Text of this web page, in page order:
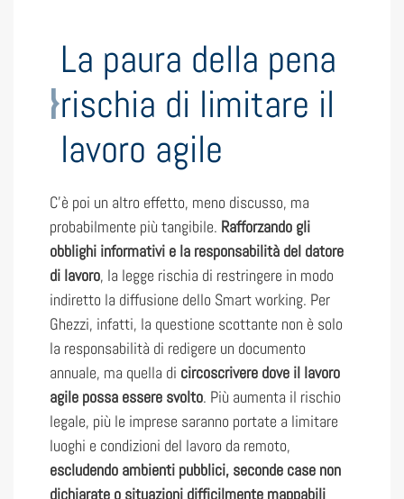
La paura della pena
rischia di limitare il
lavoro agile
C’è poi un altro effetto, meno discusso, ma
probabilmente più tangibile. Rafforzando gli
obblighi informativi e la responsabilità del datore
di lavoro, la legge rischia di restringere in modo
indiretto la diffusione dello Smart working. Per
Ghezzi, infatti, la questione scottante non è solo
la responsabilità di redigere un documento
annuale, ma quella di circoscrivere dove il lavoro
agile possa essere svolto. Più aumenta il rischio
legale, più le imprese saranno portate a limitare
luoghi e condizioni del lavoro da remoto,
escludendo ambienti pubblici, seconde case non
dichiarate o situazioni difficilmente mappabili